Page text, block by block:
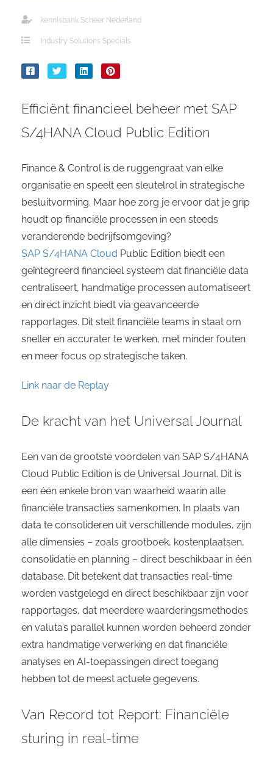
kennisbank Scheer Nederland
Industry Solutions Specials
Efficiënt financieel beheer met SAP
S/4HANA Cloud Public Edition
Finance & Control is de ruggengraat van elke
organisatie en speelt een sleutelrol in strategische
besluitvorming. Maar hoe zorg je ervoor dat je grip
houdt op financiële processen in een steeds
veranderende bedrijfsomgeving?
SAP S/4HANA Cloud Public Edition biedt een
geïntegreerd financieel systeem dat financiële data
centraliseert, handmatige processen automatiseert
en direct inzicht biedt via geavanceerde
rapportages. Dit stelt financiële teams in staat om
sneller en accurater te werken, met minder fouten
en meer focus op strategische taken.
Link naar de Replay
De kracht van het Universal Journal
Een van de grootste voordelen van SAP S/4HANA
Cloud Public Edition is de Universal Journal. Dit is
een één enkele bron van waarheid waarin alle
financiële transacties samenkomen. In plaats van
data te consolideren uit verschillende modules, zijn
alle dimensies – zoals grootboek, kostenplaatsen,
consolidatie en planning – direct beschikbaar in één
database. Dit betekent dat transacties real-time
worden vastgelegd en direct beschikbaar zijn voor
rapportages, dat meerdere waarderingsmethodes
en valuta’s parallel kunnen worden beheerd zonder
extra handmatige verwerking en dat financiële
analyses en AI-toepassingen direct toegang
hebben tot de meest actuele gegevens.
Van Record tot Report: Financiële
sturing in real-time